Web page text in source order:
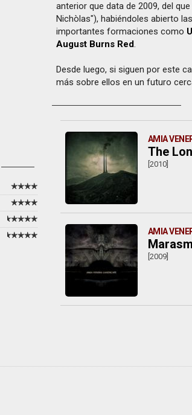
anterior que data de 2009, del
Nichòlas"), habiéndoles abierto
importantes formaciones como
August Burns Red.
Desde luego, si siguen por este
más sobre ellos en un futuro
AMIA
The
[2010]
AMIA
[2009]